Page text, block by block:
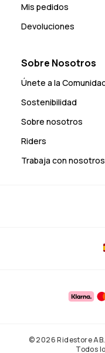
Mis pedidos
Devoluciones
Sobre Nosotros
Únete a la
Sostenibilidad
Sobre nosotros
Riders
Trabaja con nosotros
© 2026 Ridestore
Todos